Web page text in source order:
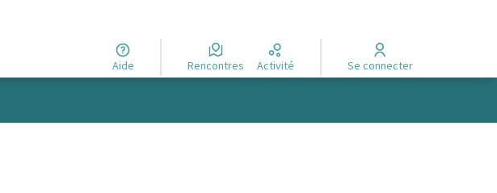
Aide Rencontres Activité Se connecter